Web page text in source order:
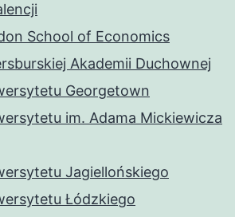
School of Economics
Akademii Duchownej
Georgetown
im. Adama Mickiewicza
Jagiellońskiego
Łódzkiego